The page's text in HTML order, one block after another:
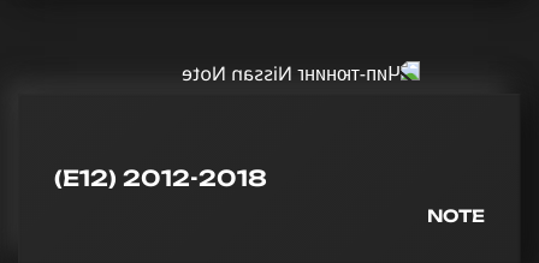
(E12) 2012-2018
NOTE